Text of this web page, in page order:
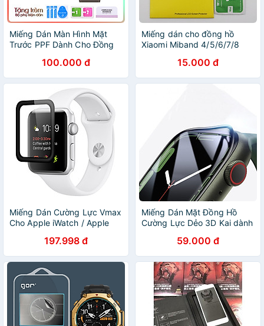
Miếng Dán Màn Hình Mặt
Trước PPF Dành Cho Đồng
Pro 46mm- Hàng Chính
Hãng
100.000 đ
Miếng dán cho đồng hồ
Xiaomi Miband 4/5/6/7/8
15.000 đ
Miếng Dán Cường Lực Vmax
Cho Apple iWatch / Apple
Hàng Chính Hãng
197.998 đ
Miếng Dán Mặt Đồng Hồ
Cường Lực Dẻo 3D Kai dành
chính hãng59.000 đ